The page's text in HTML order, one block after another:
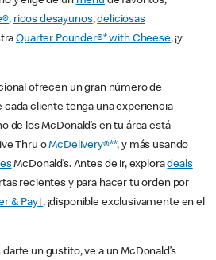
, ricos desayunos,deliciosas
Quarter Pounder®* with Cheese, ¡y
ofrecen un gran número de
cada cliente tenga una experiencia
de los McDonald’s en tu área está
Thru oMcDelivery®**, y más usando
McDonald’s. Antes de ir, exploradeals
recientes y para hacer tu orden por
& Pay†, ¡disponible exclusivamente en el
un gustito, ve a un McDonald’s